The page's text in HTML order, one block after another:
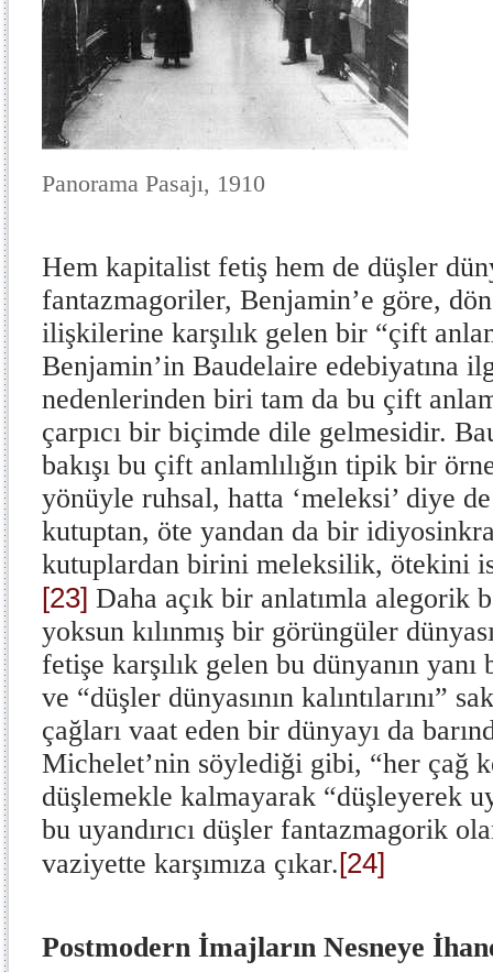
Panorama Pasajı, 1910
Hem kapitalist fetiş hem de düşler
fantazmagoriler, Benjamin’e göre,
ilişkilerine karşılık gelen bir “çift
Benjamin’in Baudelaire edebiyatına
nedenlerinden biri tam da bu çift
çarpıcı bir biçimde dile gelmesidir.
bakışı bu çift anlamlılığın tipik bir
yönüyle ruhsal, hatta ‘meleksi’ diye
kutuptan, öte yandan da bir
kutuplardan birini meleksilik, ötekini
[23] Daha açık bir anlatımla alegorik
yoksun kılınmış bir görüngüler
fetişe karşılık gelen bu dünyanın
ve “düşler dünyasının kalıntılarını”
çağları vaat eden bir dünyayı da
Michelet’nin söylediği gibi, “her çağ
düşlemekle kalmayarak “düşleyerek
bu uyandırıcı düşler fantazmagorik
vaziyette karşımıza çıkar.[24]
Postmodern İmajların Nesneye